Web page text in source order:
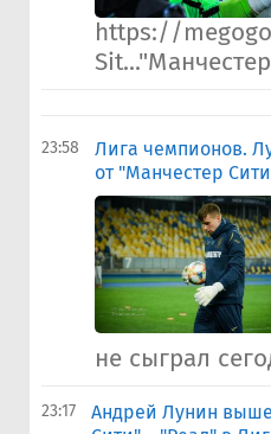
https://
23:58
Лига чемпионов.
от "Манчестер
не сыграл
23:17
Андрей Лунин